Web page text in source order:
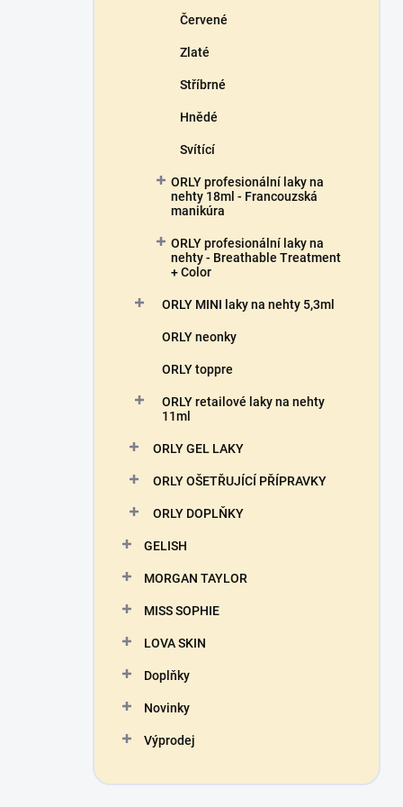
Červené
Zlaté
Stříbrné
Hnědé
Svítící
ORLY profesionální laky na
nehty 18ml - Francouzská
manikúra
ORLY profesionální laky na
nehty - Breathable Treatment
+ Color
ORLY MINI laky na nehty 5,3ml
ORLY neonky
ORLY toppre
ORLY retailové laky na nehty
11ml
ORLY GEL LAKY
ORLY OŠETŘUJÍCÍ PŘÍPRAVKY
ORLY DOPLŇKY
GELISH
MORGAN TAYLOR
MISS SOPHIE
LOVA SKIN
Doplňky
Novinky
Výprodej